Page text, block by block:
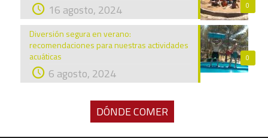
0
16 agosto, 2024
0
Diversión segura en verano:
recomendaciones para nuestras actividades
acuáticas
6 agosto, 2024
DÓNDE COMER